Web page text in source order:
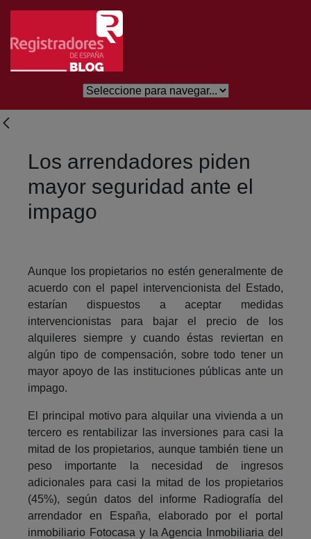
Saltar al contenido principal
Los arrendadores piden
mayor seguridad ante el
impago
Aunque los propietarios no estén generalmente de
acuerdo con el papel intervencionista del Estado,
estarían dispuestos a aceptar medidas
intervencionistas para bajar el precio de los
alquileres siempre y cuando éstas reviertan en
algún tipo de compensación, sobre todo tener un
mayor apoyo de las instituciones públicas ante un
impago.
El principal motivo para alquilar una vivienda a un
tercero es rentabilizar las inversiones para casi la
mitad de los propietarios, aunque también tiene un
peso importante la necesidad de ingresos
adicionales para casi la mitad de los propietarios
(45%), según datos del informe Radiografía del
arrendador en España, elaborado por el portal
inmobiliario Fotocasa y la Agencia Inmobiliaria del